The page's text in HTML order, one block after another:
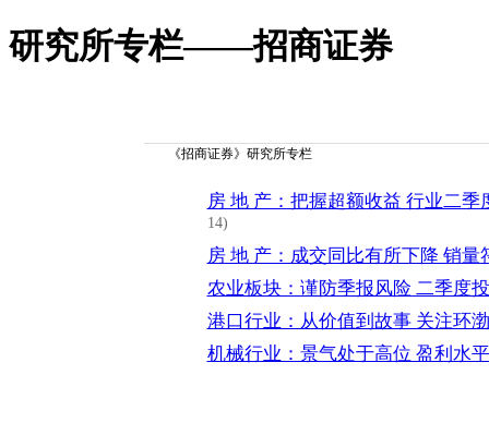
研究所专栏——招商证券
《招商证券》研究所专栏
房 地 产：把握超额收益 行业二季
14)
房 地 产：成交同比有所下降 销量
农业板块：谨防季报风险 二季度
港口行业：从价值到故事 关注环
机械行业：景气处于高位 盈利水